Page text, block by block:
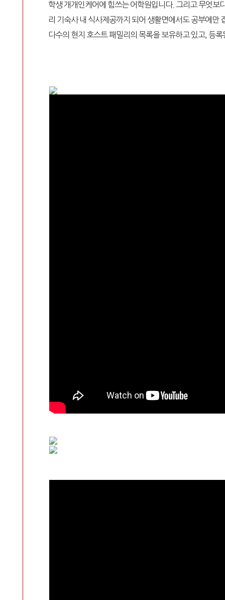
학생 개개인케어에 힘쓰는 어학원입니다. 그리고 무엇보
리 기숙사 내 식사제공까지 되어 생활면에서도 공부에만
다수의 현지 호스트 패밀리의 목록을 보유하고 있고, 등